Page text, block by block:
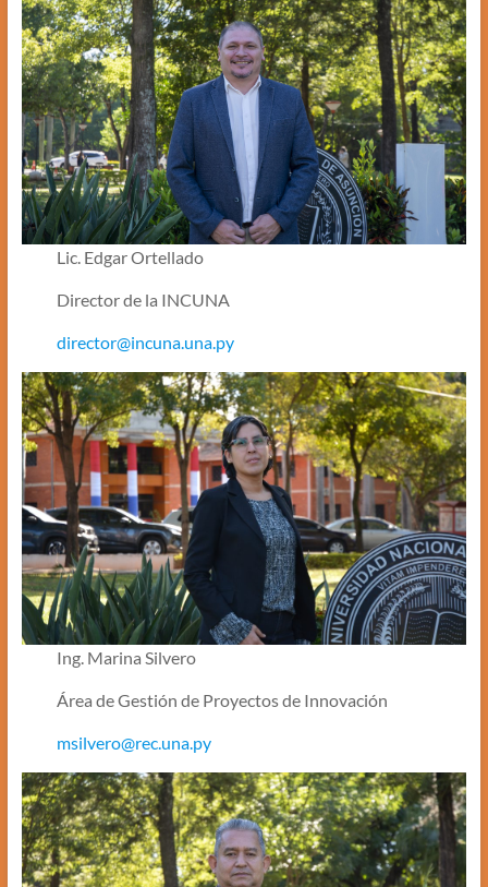
Lic. Edgar Ortellado
Director de la INCUNA
director@incuna.una.py
Ing. Marina Silvero
Área de Gestión de Proyectos de Innovación
msilvero@rec.una.py